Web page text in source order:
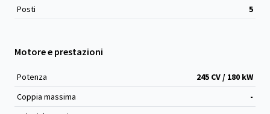
Posti
5
Motore e prestazioni
Potenza
245 CV / 180 kW
Coppia massima
-